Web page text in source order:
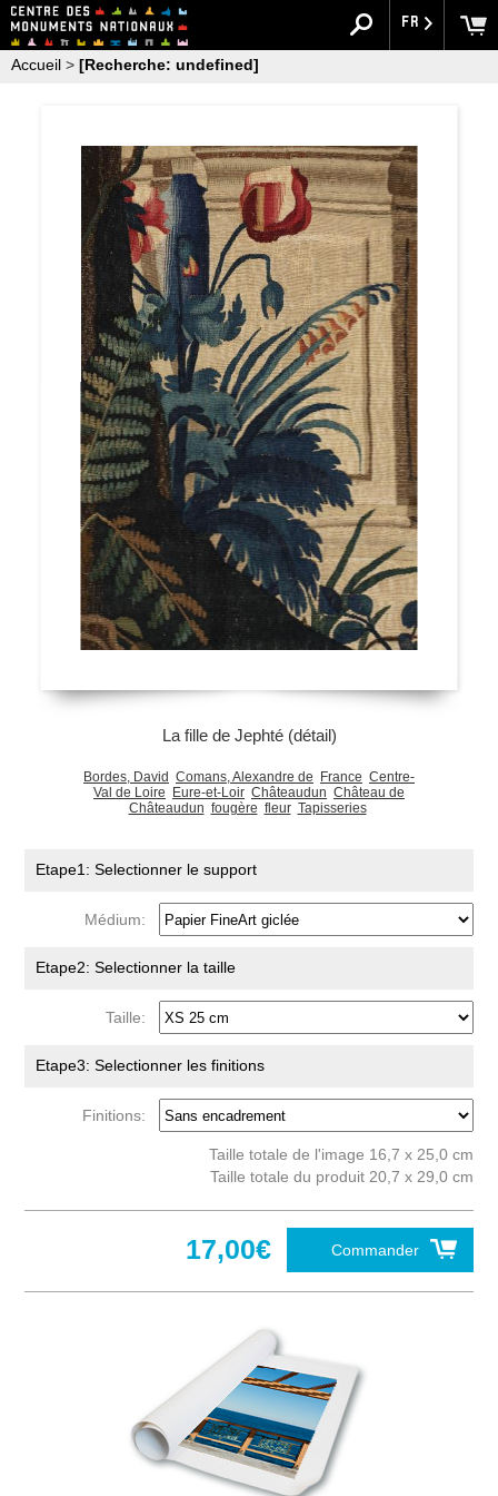
FR
Accueil > [Recherche: undefined]
La fille de Jephté (détail)
Bordes, David Comans, Alexandre de France Centre-
Val de Loire
Eure-et-Loir Châteaudun Château de
Châteaudun fougère fleur Tapisseries
Etape1: Selectionner le support
Médium:
Etape2: Selectionner la taille
Taille:
Etape3: Selectionner les finitions
Finitions:
Taille totale de l'image 16,7 x 25,0 cm
Taille totale du produit 20,7 x 29,0 cm
Commander
17,00€